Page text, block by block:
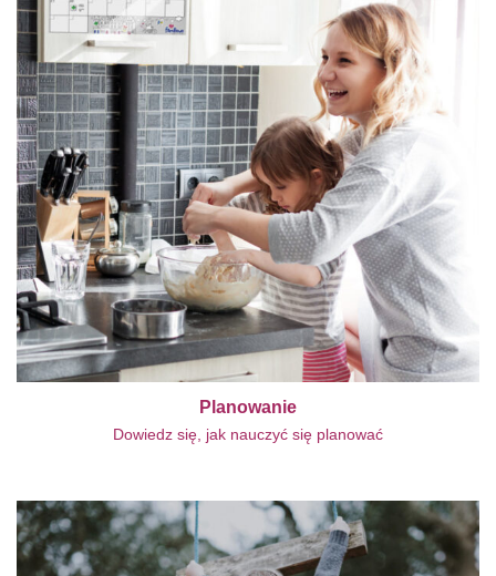
Planowanie
Dowiedz się, jak nauczyć się planować